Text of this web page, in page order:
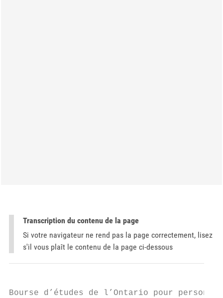
Transcription du contenu de la page
Si votre navigateur ne rend pas la page correctement, lisez
s'il vous plaît le contenu de la page ci-dessous
Bourse d’études de l’Ontario pour personnes